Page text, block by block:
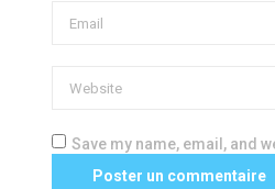
Save my name, email, and